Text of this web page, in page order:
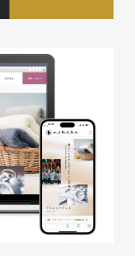
作
コーディング
ンシブWebデザイン